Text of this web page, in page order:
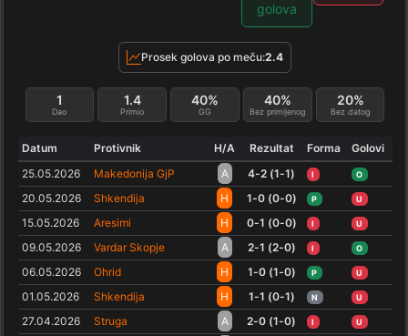
golova
Prosek golova po meču:2.4
Dao
1
Primio
1.4
GG
40%
Bez primljenog
40%
Bez datog
20%
Datum Protivnik H/A Rezultat Forma
Golovi
25.05.2026
Makedonija GjP A 4-2 (1-1) I O
20.05.2026 Shkendija H 1-0 (0-0) P U
15.05.2026 Aresimi H 0-1 (0-0) I U
09.05.2026 Vardar Skopje A 2-1 (2-0) I O
06.05.2026 Ohrid H 1-0 (1-0) P U
01.05.2026 Shkendija H 1-1 (0-1) N U
27.04.2026 Struga A 2-0 (1-0) I U